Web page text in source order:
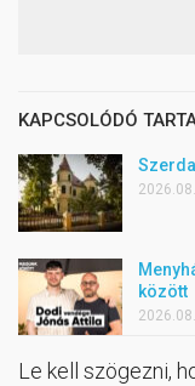
KAPCSOLÓDÓ
között
Le kell szögezni,